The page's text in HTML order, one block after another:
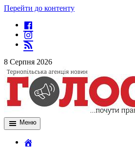
Перейти до контенту
8 Серпня 2026
Меню